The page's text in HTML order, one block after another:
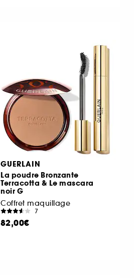
GUERLAIN
La poudre Bronzante
Terracotta & Le mascara
noir G
Coffret maquillage
7
82,00€